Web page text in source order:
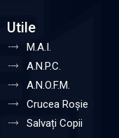
Utile
M.A.I.
A.N.P.C.
A.N.O.F.M.
Crucea Roșie
Salvați Copii